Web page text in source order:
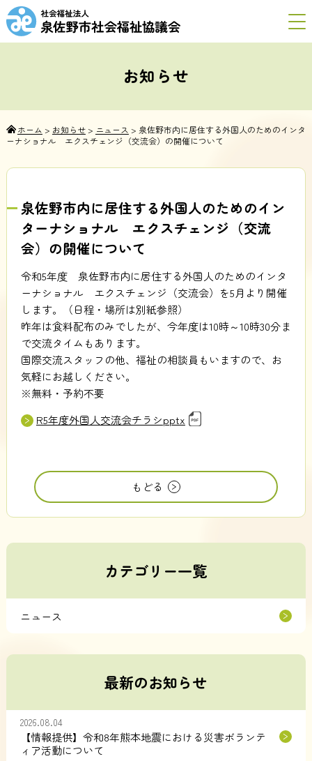
お知らせ
ホーム > お知らせ> ニュース > 泉佐野市内に居住する外国人のためのインタ
ーナショナル エクスチェンジ（交流会）の開催について
泉佐野市内に居住する外国人のためのイン
ターナショナル エクスチェンジ（交流
会）の開催について
令和5年度 泉佐野市内に居住する外国人のためのインタ
ーナショナル エクスチェンジ（交流会）を5月より開催
します。（日程・場所は別紙参照）
昨年は食料配布のみでしたが、今年度は10時～10時30分ま
で交流タイムもあります。
国際交流スタッフの他、福祉の相談員もいますので、お
気軽にお越しください。
※無料・予約不要
R5年度外国人交流会チラシpptx
もどる
カテゴリー一覧
ニュース
最新のお知らせ
2026.08.04
【情報提供】令和8年熊本地震における災害ボランテ
ィア活動について